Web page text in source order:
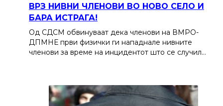
ВРЗ НИВНИ ЧЛЕНОВИ ВО НОВО СЕЛО И
БАРА ИСТРАГА!
Од СДСМ обвинуваат дека членови на ВМРО-
ДПМНЕ први физички ги нападнале нивните
членови за време на инцидентот што се случил…